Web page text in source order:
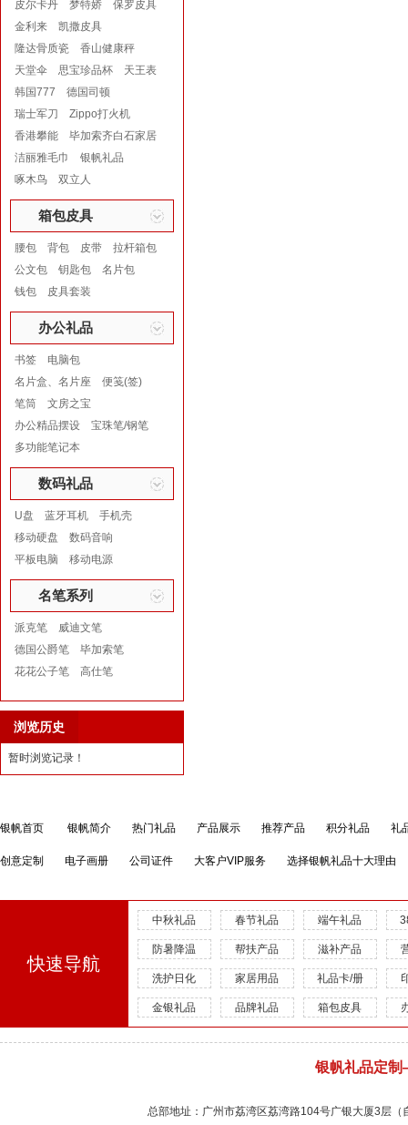
皮尔卡丹 梦特娇
保罗皮具
金利来
凯撒皮具
隆达骨质瓷
香山健康秤
天堂伞
思宝珍品杯
天王表
韩国777
德国司顿
瑞士军刀
Zippo打火机
香港攀能
毕加索齐白石家居
洁丽雅毛巾
银帆礼品
啄木鸟
双立人
箱包皮具
腰包 背包 皮带
拉杆箱包
公文包
钥匙包
名片包
钱包
皮具套装
办公礼品
书签
电脑包
名片盒、名片座
便笺(签)
笔筒
文房之宝
办公精品摆设
宝珠笔/钢笔
多功能笔记本
数码礼品
U盘 蓝牙耳机
手机壳
移动硬盘
数码音响
平板电脑
移动电源
名笔系列
派克笔
威迪文笔
德国公爵笔
毕加索笔
花花公子笔
高仕笔
浏览历史
暂时浏览记录！
银帆首页 银帆简介 热门礼品 产品展示 推荐产品 积分礼品 礼
创意定制 电子画册 公司证件 大客户VIP服务 选择银帆礼品十大理由
快速导航
中秋礼品 春节礼品 端午礼品
防暑降温 帮扶产品 滋补产品
洗护日化 家居用品 礼品卡/册
金银礼品 品牌礼品 箱包皮具
银帆礼品定
总部地址：广州市荔湾区荔湾路104号广银大厦3层